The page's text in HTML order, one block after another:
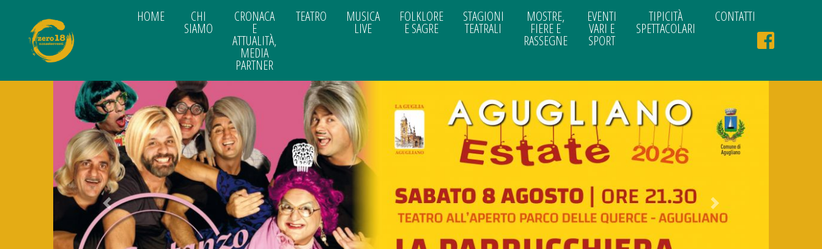
HOME CHI
SIAMO
CRONACA
E
ATTUALITÀ,
MEDIA
PARTNER
TEATRO MUSICA
LIVE
FOLKLORE
E SAGRE
STAGIONI
TEATRALI
MOSTRE,
FIERE E
RASSEGNE
EVENTI
VARI E
SPORT
TIPICITÀ
SPETTACOLARI
CONTATTI
Previous Next